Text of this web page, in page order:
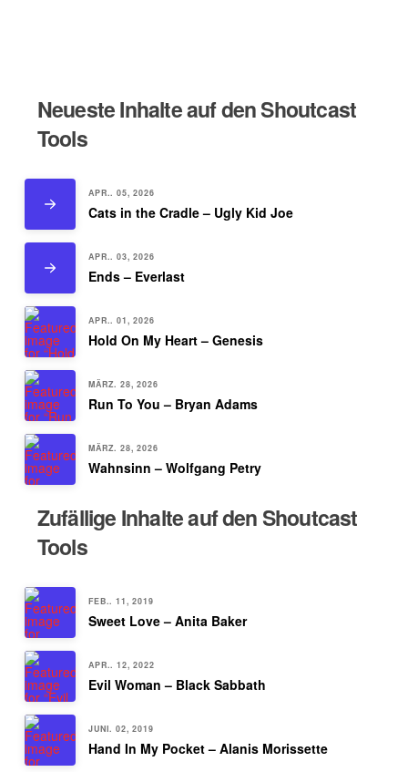
Neueste Inhalte auf den Shoutcast
Tools
APR.. 05, 2026
Cats in the Cradle – Ugly Kid Joe
APR.. 03, 2026
Ends – Everlast
APR.. 01, 2026
Hold On My Heart – Genesis
MÄRZ. 28, 2026
Run To You – Bryan Adams
MÄRZ. 28, 2026
Wahnsinn – Wolfgang Petry
Zufällige Inhalte auf den Shoutcast
Tools
FEB.. 11, 2019
Sweet Love – Anita Baker
APR.. 12, 2022
Evil Woman – Black Sabbath
JUNI. 02, 2019
Hand In My Pocket – Alanis Morissette